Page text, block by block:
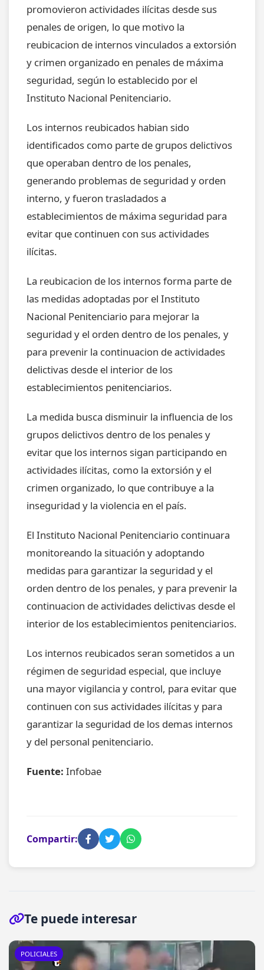
promovieron actividades ilícitas desde sus
penales de origen, lo que motivo la
reubicacion de internos vinculados a extorsión
y crimen organizado en penales de máxima
seguridad, según lo establecido por el
Instituto Nacional Penitenciario.
Los internos reubicados habian sido
identificados como parte de grupos delictivos
que operaban dentro de los penales,
generando problemas de seguridad y orden
interno, y fueron trasladados a
establecimientos de máxima seguridad para
evitar que continuen con sus actividades
ilícitas.
La reubicacion de los internos forma parte de
las medidas adoptadas por el Instituto
Nacional Penitenciario para mejorar la
seguridad y el orden dentro de los penales, y
para prevenir la continuacion de actividades
delictivas desde el interior de los
establecimientos penitenciarios.
La medida busca disminuir la influencia de los
grupos delictivos dentro de los penales y
evitar que los internos sigan participando en
actividades ilícitas, como la extorsión y el
crimen organizado, lo que contribuye a la
inseguridad y la violencia en el país.
El Instituto Nacional Penitenciario continuara
monitoreando la situación y adoptando
medidas para garantizar la seguridad y el
orden dentro de los penales, y para prevenir la
continuacion de actividades delictivas desde el
interior de los establecimientos penitenciarios.
Los internos reubicados seran sometidos a un
régimen de seguridad especial, que incluye
una mayor vigilancia y control, para evitar que
continuen con sus actividades ilícitas y para
garantizar la seguridad de los demas internos
y del personal penitenciario.
Fuente: Infobae
Compartir:
Te puede interesar
POLICIALES